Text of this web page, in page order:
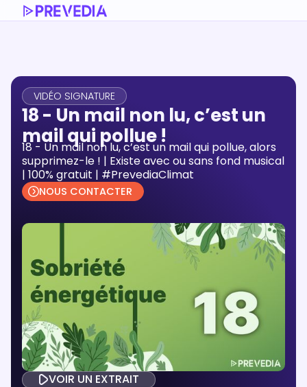
VIDÉO SIGNATURE
18 - Un mail non lu, c’est un
mail qui pollue !
18 - Un mail non lu, c’est un mail qui pollue, alors
supprimez-le ! | Existe avec ou sans fond musical
| 100% gratuit | #PrevediaClimat
NOUS CONTACTER
VOIR UN EXTRAIT